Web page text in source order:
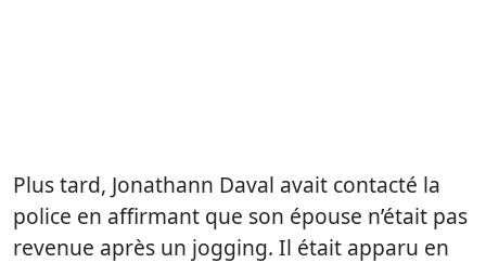
Plus tard, Jonathann Daval avait contacté la
police en affirmant que son épouse n’était pas
revenue après un jogging. Il était apparu en